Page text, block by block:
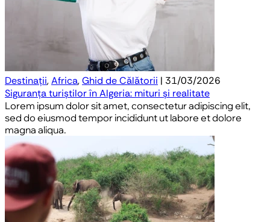
Destinații,Africa,Ghid de Călătorii | 31/03/2026
Siguranța turiștilor în Algeria: mituri și realitate
Lorem ipsum dolor sit amet, consectetur adipiscing elit,
sed do eiusmod tempor incididunt ut labore et dolore
magna aliqua.